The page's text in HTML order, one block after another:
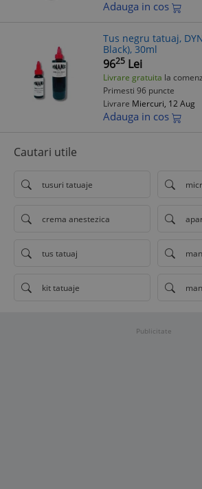
Adauga in cos
Tus negru tatuaj,
Black), 30ml
9625 Lei
Livrare gratuita la
Primesti 96 puncte
Livrare Miercuri, 12 Aug
Adauga in cos
Cautari utile
tusuri tatuaje
crema anestezica
tus tatuaj
kit tatuaje
Publicitate